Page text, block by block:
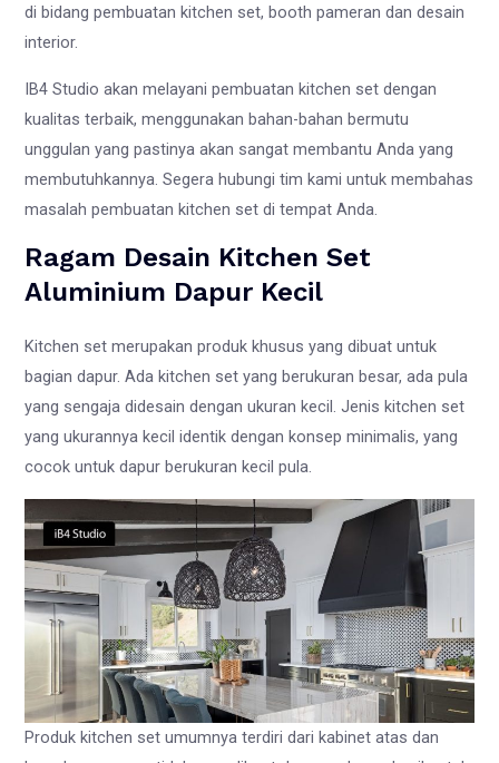
di bidang pembuatan kitchen set, booth pameran dan desain
interior.
IB4 Studio akan melayani pembuatan kitchen set dengan
kualitas terbaik, menggunakan bahan-bahan bermutu
unggulan yang pastinya akan sangat membantu Anda yang
membutuhkannya. Segera hubungi tim kami untuk membahas
masalah pembuatan kitchen set di tempat Anda.
Ragam Desain Kitchen Set
Aluminium Dapur Kecil
Kitchen set merupakan produk khusus yang dibuat untuk
bagian dapur. Ada kitchen set yang berukuran besar, ada pula
yang sengaja didesain dengan ukuran kecil. Jenis kitchen set
yang ukurannya kecil identik dengan konsep minimalis, yang
cocok untuk dapur berukuran kecil pula.
Produk kitchen set umumnya terdiri dari kabinet atas dan